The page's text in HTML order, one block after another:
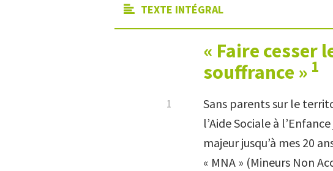
TEXTE INTÉGRAL
« Faire cesser
souffrance » 1
Sans parents sur le
l’Aide Sociale à
majeur jusqu’à mes 20
« MNA » (Mineurs Non